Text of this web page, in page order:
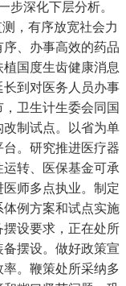
步深化下层分析。
，有序放宽社会力
、办事高效的药品
国度生齿健康消息
到对医务人员办事
卫生计生委会同国
制试点。以省为单
。研究推进医疗器
转、医保基金可承
师多点执业。制定
例方案和试点实施
设要求，正在处所
摆设。做好政策宣
。鞭策处所采纳多